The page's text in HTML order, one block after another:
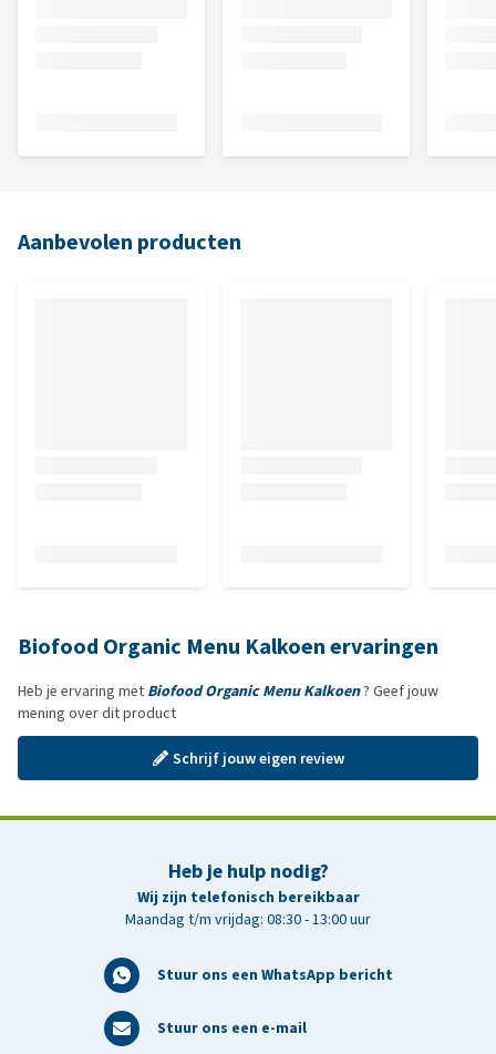
Aanbevolen producten
Biofood Organic Menu Kalkoen ervaringen
Heb je ervaring met Biofood Organic Menu Kalkoen? Geef jouw
mening over dit product
Schrijf jouw eigen review
Heb je hulp nodig?
Wij zijn telefonisch bereikbaar
Maandag t/m vrijdag: 08:30 - 13:00 uur
Stuur ons een WhatsApp bericht
Stuur ons een e-mail